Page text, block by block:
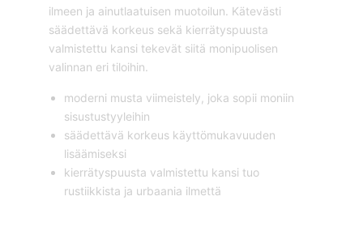
ilmeen ja ainutlaatuisen muotoilun. Kätevästi
säädettävä korkeus sekä kierrätyspuusta
valmistettu kansi tekevät siitä monipuolisen
valinnan eri tiloihin.
moderni musta viimeistely, joka sopii moniin
sisustustyyleihin
säädettävä korkeus käyttömukavuuden
lisäämiseksi
kierrätyspuusta valmistettu kansi tuo
rustiikkista ja urbaania ilmettä